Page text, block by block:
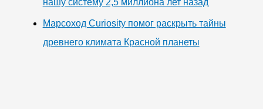
Марсоход Curiosity помог раскрыть тайны
древнего климата Красной планеты